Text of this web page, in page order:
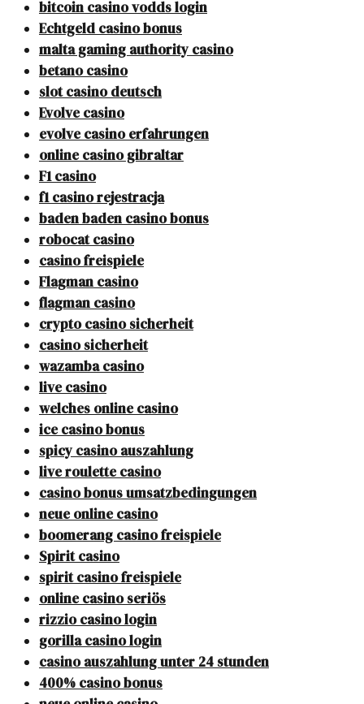
bitcoin casino vodds login
Echtgeld casino bonus
malta gaming authority casino
betano casino
slot casino deutsch
Evolve casino
evolve casino erfahrungen
online casino gibraltar
F1 casino
f1 casino rejestracja
baden baden casino bonus
robocat casino
casino freispiele
Flagman casino
flagman casino
crypto casino sicherheit
casino sicherheit
wazamba casino
live casino
welches online casino
ice casino bonus
spicy casino auszahlung
live roulette casino
casino bonus umsatzbedingungen
neue online casino
boomerang casino freispiele
Spirit casino
spirit casino freispiele
online casino seriös
rizzio casino login
gorilla casino login
casino auszahlung unter 24 stunden
400% casino bonus